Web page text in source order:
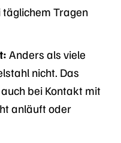
Tragen
Anders als viele
nicht. Das
bei Kontakt mit
anläuft oder